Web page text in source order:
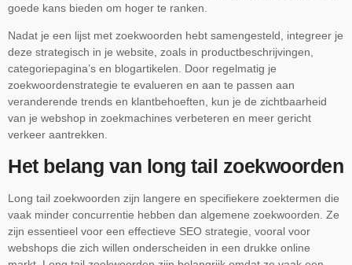
goede kans bieden om hoger te ranken.
Nadat je een lijst met zoekwoorden hebt samengesteld, integreer je
deze strategisch in je website, zoals in productbeschrijvingen,
categoriepagina’s en blogartikelen. Door regelmatig je
zoekwoordenstrategie te evalueren en aan te passen aan
veranderende trends en klantbehoeften, kun je de zichtbaarheid
van je webshop in zoekmachines verbeteren en meer gericht
verkeer aantrekken.
Het belang van long tail zoekwoorden
Long tail zoekwoorden zijn langere en specifiekere zoektermen die
vaak minder concurrentie hebben dan algemene zoekwoorden. Ze
zijn essentieel voor een effectieve SEO strategie, vooral voor
webshops die zich willen onderscheiden in een drukke online